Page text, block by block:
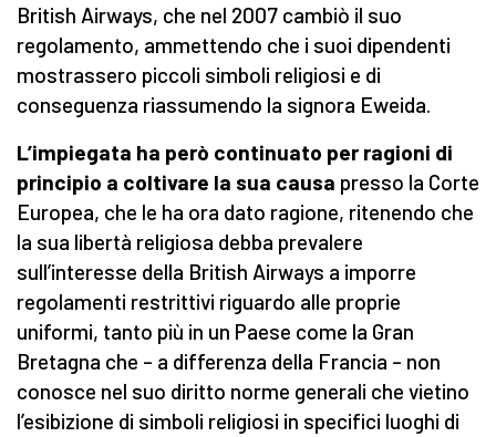
British Airways, che nel 2007 cambiò il suo
regolamento, ammettendo che i suoi dipendenti
mostrassero piccoli simboli religiosi e di
conseguenza riassumendo la signora Eweida.
L’impiegata ha però continuato per ragioni di
principio a coltivare la sua causa presso la Corte
Europea, che le ha ora dato ragione, ritenendo che
la sua libertà religiosa debba prevalere
sull’interesse della British Airways a imporre
regolamenti restrittivi riguardo alle proprie
uniformi, tanto più in un Paese come la Gran
Bretagna che – a differenza della Francia – non
conosce nel suo diritto norme generali che vietino
l’esibizione di simboli religiosi in specifici luoghi di